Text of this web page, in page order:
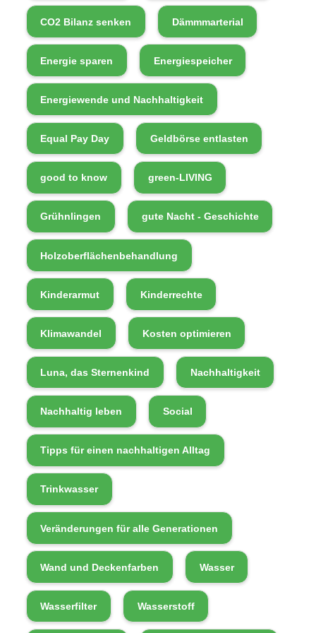
CO2 Bilanz senken Dämmmarterial
Energie sparen Energiespeicher
Energiewende und Nachhaltigkeit
Equal Pay Day Geldbörse entlasten
good to know green-LIVING
Grühnlingen gute Nacht - Geschichte
Holzoberflächenbehandlung
Kinderarmut Kinderrechte
Klimawandel Kosten optimieren
Luna, das Sternenkind Nachhaltigkeit
Nachhaltig leben Social
Tipps für einen nachhaltigen Alltag
Trinkwasser
Veränderungen für alle Generationen
Wand und Deckenfarben Wasser
Wasserfilter Wasserstoff